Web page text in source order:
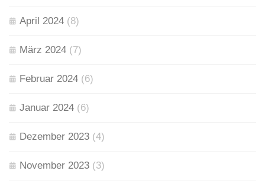
April 2024 (8)
März 2024 (7)
Februar 2024 (6)
Januar 2024 (6)
Dezember 2023 (4)
November 2023 (3)